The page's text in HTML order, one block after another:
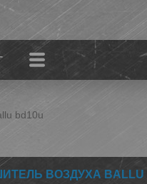
bd10u
ВОЗДУХА BALLU